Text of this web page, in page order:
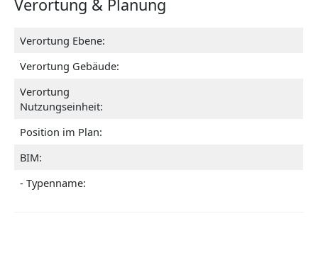
Verortung & Planung
Verortung Ebene:
Verortung Gebäude:
Verortung
Nutzungseinheit:
Position im Plan:
BIM:
- Typenname: